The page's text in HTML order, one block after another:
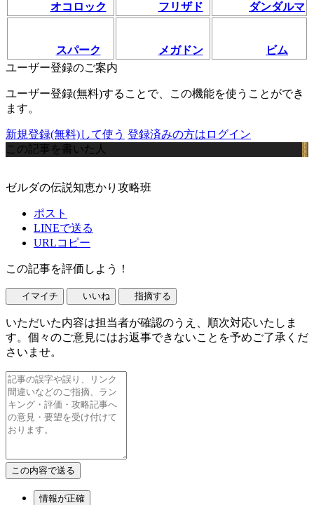
オコロック フリザド ダンダルマ
スパーク メガドン
ビム
ユーザー登録のご案内
ユーザー登録(無料)することで、この機能を使うことができ
ます。
新規登録(無料)して使う 登録済みの方はログイン
この記事を書いた人
ゼルダの伝説知恵かり攻略班
ポスト
LINEで送る
URLコピー
この記事を評価しよう！
イマイチ いいね 指摘する
いただいた内容は担当者が確認のうえ、順次対応いたしま
す。個々のご意見にはお返事できないことを予めご了承くだ
さいませ。
情報が正確